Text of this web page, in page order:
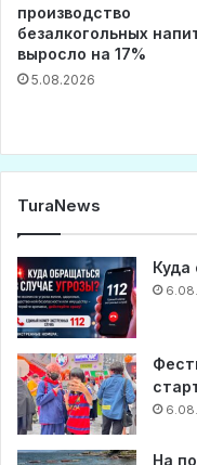
производство
безалкогольных
выросло на 17%
5.08.2026
TuraNews
Куда
На